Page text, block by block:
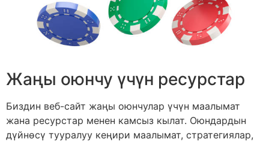
Жаңы оюнчу үчүн ресурстар
Биздин веб-сайт жаңы оюнчулар үчүн маалымат
жана ресурстар менен камсыз кылат. Оюндардын
дүйнөсү тууралуу кеңири маалымат, стратегиялар,